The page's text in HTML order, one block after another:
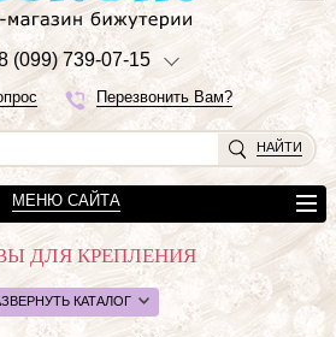
(099) 739-07-15
Перезвонить Вам?
НАЙТИ
МЕНЮ САЙТА
ДЛЯ КРЕПЛЕНИЯ
КАТАЛОГ